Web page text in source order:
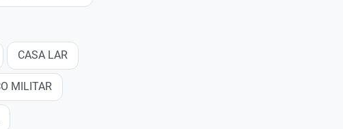
CASA LAR
MILITAR